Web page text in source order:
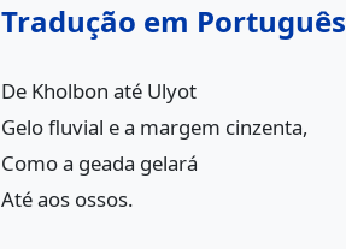
Tradução em Português
De Kholbon até Ulyot
Gelo fluvial e a margem cinzenta,
Como a geada gelará
Até aos ossos.